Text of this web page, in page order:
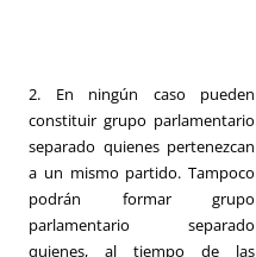
2. En ningún caso pueden
constituir grupo parlamentario
separado quienes pertenezcan
a un mismo partido. Tampoco
podrán formar grupo
parlamentario separado
quienes, al tiempo de las